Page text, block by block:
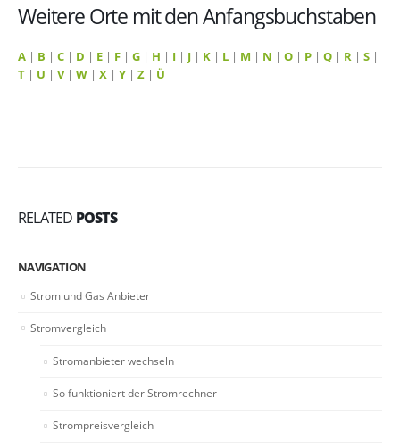
Weitere Orte mit den Anfangsbuchstaben
A | B | C | D | E | F | G | H | I | J | K | L | M | N | O | P | Q | R | S |
T | U | V| W | X | Y | Z | Ü
RELATED POSTS
NAVIGATION
Strom und Gas Anbieter
Stromvergleich
Stromanbieter wechseln
So funktioniert der Stromrechner
Strompreisvergleich